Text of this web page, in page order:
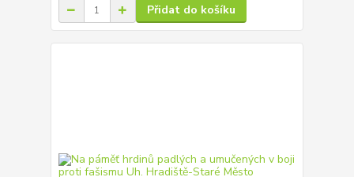
Přidat do košíku